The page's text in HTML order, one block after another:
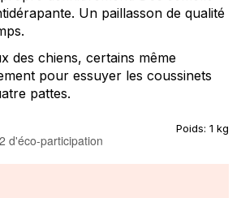
Un paillasson de qualité
des chiens, certains même
pour essuyer les coussinets
pattes.
Poids: 1 kg
d'éco-participation